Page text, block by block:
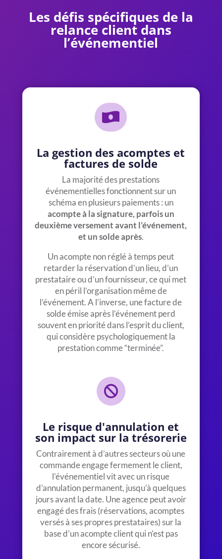
Les défis spécifiques de la
relance client dans
l’événementiel

La gestion des acomptes et
factures de solde
La majorité des prestations
événementielles fonctionnent sur un
schéma en plusieurs paiements : un
acompte à la signature, parfois un
deuxième versement avant l’événement,
et un solde après.
Un acompte non réglé à temps peut
retarder la réservation d’un lieu, d’un
prestataire ou d’un fournisseur, ce qui met
en péril l’organisation même de
l’événement. A l’inverse, une facture de
solde émise après l’événement perd
souvent en priorité dans l’esprit du client,
qui considère psychologiquement la
prestation comme “terminée”.

Le risque d'annulation et
son impact sur la trésorerie
Contrairement à d’autres secteurs où une
commande engage fermement le client,
l’événementiel vit avec un risque
d’annulation permanent, jusqu’à quelques
jours avant la date. Une agence peut avoir
engagé des frais (réservations, acomptes
versés à ses propres prestataires) sur la
base d’un acompte client qui n’est pas
encore sécurisé.